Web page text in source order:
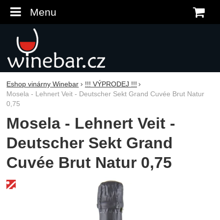
Menu
Eshop vinárny Winebar
!!! VÝPRODEJ !!!
Mosela - Lehnert Veit - Deutscher Sekt Grand Cuvée Brut Natur
0,75
Mosela - Lehnert Veit -
Deutscher Sekt Grand
Cuvée Brut Natur 0,75
Fotografie